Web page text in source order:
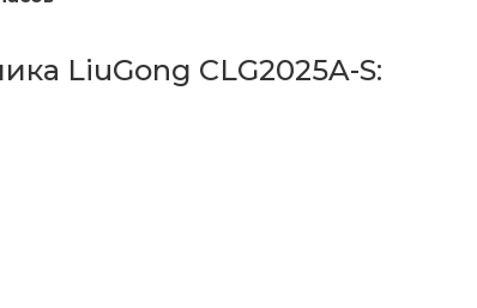
LiuGong CLG2025A-S: